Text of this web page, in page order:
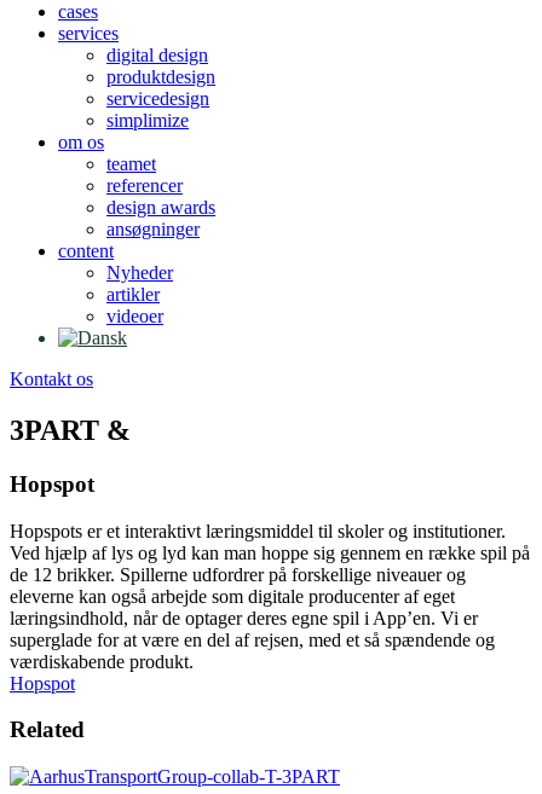
cases
services
digital design
produktdesign
servicedesign
simplimize
om os
teamet
referencer
design awards
ansøgninger
content
Nyheder
artikler
videoer
Kontakt os
3PART &
Hopspot
Hopspots er et interaktivt læringsmiddel til skoler og institutioner.
Ved hjælp af lys og lyd kan man hoppe sig gennem en række spil på
de 12 brikker. Spillerne udfordrer på forskellige niveauer og
eleverne kan også arbejde som digitale producenter af eget
læringsindhold, når de optager deres egne spil i App’en. Vi er
superglade for at være en del af rejsen, med et så spændende og
værdiskabende produkt.
Hopspot
Related